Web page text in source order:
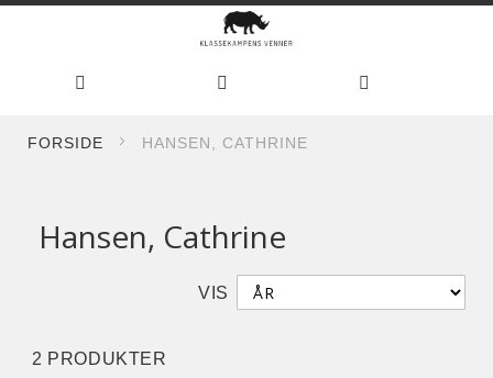
FORSIDE HANSEN, CATHRINE
Hansen, Cathrine
2 PRODUKTER
VIS